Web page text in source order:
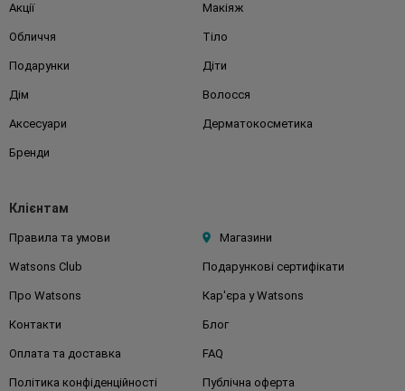
Акції Макіяж
Обличчя Тіло
Подарунки Діти
Дім Волосся
Аксесуари Дерматокосметика
Бренди
Клієнтам
Правила та умови Магазини
Watsons Club Подарункові сертифікати
Про Watsons Кар'єра у Watsons
Контакти Блог
Оплата та доставка FAQ
Політика конфіденційності Публічна оферта